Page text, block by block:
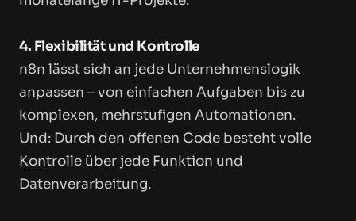
4. Flexibilität und Kontrolle
n8n lässt sich an jede Unternehmenslogik
anpassen – von einfachen Aufgaben bis zu
komplexen, mehrstufigen Automationen.
Und: Durch den offenen Code besteht volle
Kontrolle über jede Funktion und
Datenverarbeitung.